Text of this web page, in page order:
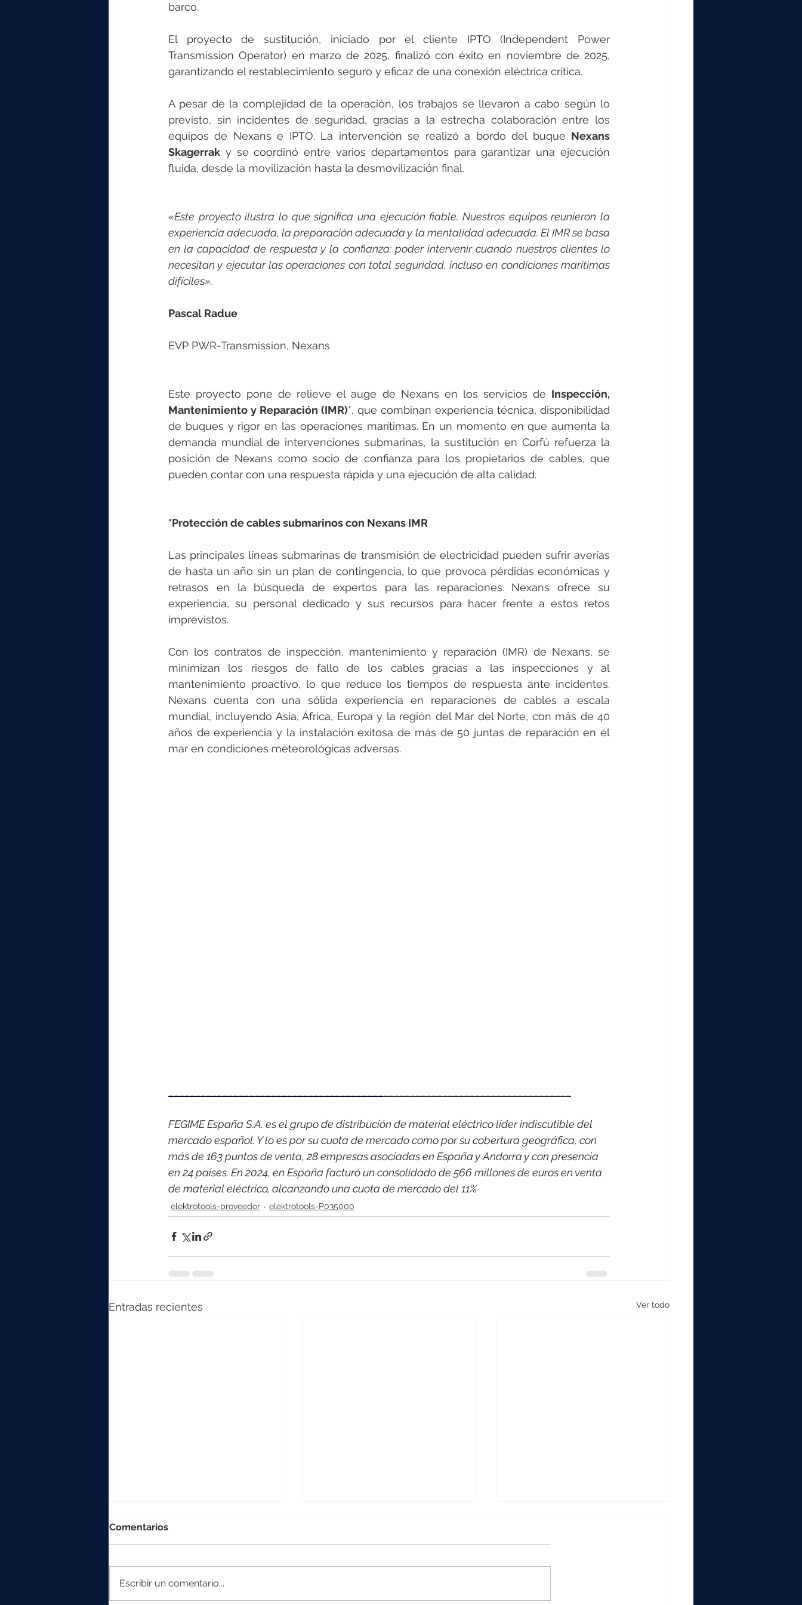
elektrotools-P065000 elektrotools-P040000 elektrotools-P059000 elektrotools-P002000
elektrotools-P01961
elektrotools-P099000
barco.
El proyecto de sustitución, iniciado por el cliente IPTO (Independent Power
Transmission Operator) en marzo de 2025, finalizó con éxito en noviembre de 2025,
garantizando el restablecimiento seguro y eficaz de una conexión eléctrica crítica.
A pesar de la complejidad de la operación, los trabajos se llevaron a cabo según lo
previsto, sin incidentes de seguridad, gracias a la estrecha colaboración entre los
equipos de Nexans e IPTO. La intervención se realizó a bordo del buque Nexans
Skagerrak y se coordinó entre varios departamentos para garantizar una ejecución
fluida, desde la movilización hasta la desmovilización final.
«Este proyecto ilustra lo que significa una ejecución fiable. Nuestros equipos reunieron la
experiencia adecuada, la preparación adecuada y la mentalidad adecuada. El IMR se basa
en la capacidad de respuesta y la confianza: poder intervenir cuando nuestros clientes lo
necesitan y ejecutar las operaciones con total seguridad, incluso en condiciones marítimas
difíciles».
Pascal Radue
EVP PWR-Transmission, Nexans
Este proyecto pone de relieve el auge de Nexans en los servicios de Inspección,
Mantenimiento y Reparación (IMR)*, que combinan experiencia técnica, disponibilidad
de buques y rigor en las operaciones marítimas. En un momento en que aumenta la
demanda mundial de intervenciones submarinas, la sustitución en Corfú refuerza la
posición de Nexans como socio de confianza para los propietarios de cables, que
pueden contar con una respuesta rápida y una ejecución de alta calidad.
*Protección de cables submarinos con Nexans IMR
Las principales líneas submarinas de transmisión de electricidad pueden sufrir averías
de hasta un año sin un plan de contingencia, lo que provoca pérdidas económicas y
retrasos en la búsqueda de expertos para las reparaciones. Nexans ofrece su
experiencia, su personal dedicado y sus recursos para hacer frente a estos retos
imprevistos.
Con los contratos de inspección, mantenimiento y reparación (IMR) de Nexans, se
minimizan los riesgos de fallo de los cables gracias a las inspecciones y al
mantenimiento proactivo, lo que reduce los tiempos de respuesta ante incidentes.
Nexans cuenta con una sólida experiencia en reparaciones de cables a escala
mundial, incluyendo Asia, África, Europa y la región del Mar del Norte, con más de 40
años de experiencia y la instalación exitosa de más de 50 juntas de reparación en el
mar en condiciones meteorológicas adversas.
FEGIME España S.A. es el grupo de distribución de material eléctrico líder indiscutible del
mercado español. Y lo es por su cuota de mercado como por su cobertura geográfica, con
más de 163 puntos de venta, 28 empresas asociadas en España y Andorra y con presencia
en 24 países. En 2024, en España facturó un consolidado de 566 millones de euros en venta
de material eléctrico, alcanzando una cuota de mercado del 11%
elektrotools-proveedor elektrotools-P035000
Entradas recientes Ver todo
Comentarios
Escribir un comentario...